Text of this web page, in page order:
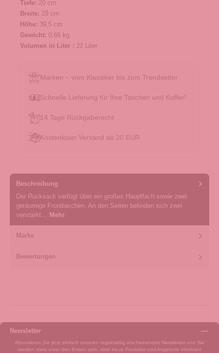
Tiefe: 20 cm
Breite: 29 cm
Höhe: 39,5 cm
Gewicht: 0,66 kg
Volumen in Liter : 22 Liter
Marken – vom Klassiker bis zum Trendsetter
Schnelle Lieferung für Ihre Taschen und Koffer!
14 Tage Rückgaberecht
Kostenloser Versand ab 20 EUR
Beschreibung
Der Rucksack verfügt über ein großes Hauptfach sowie zwei
geräumige Fronttaschen. An den Seiten befinden sich zwei
verstärkt… Mehr
Marke
Bewertungen
Newsletter
Abonnieren Sie jetzt einfach unseren regelmäßig erscheinenden Newsletter und Sie
werden stets unter den Ersten sein, über neue Produkte und Angebote informiert